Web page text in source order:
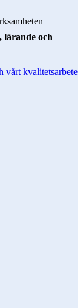
och
vårt kvalitetsarbete